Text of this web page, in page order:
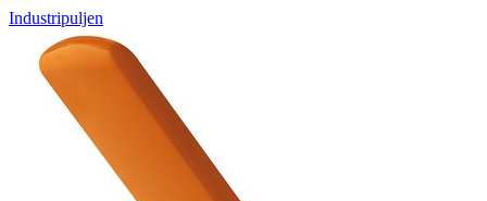
Industripuljen